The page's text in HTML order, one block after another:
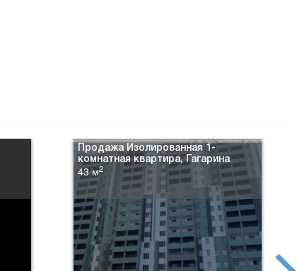
Продажа Изолированная 1-
комнатная квартира, Гагарина
43 м2